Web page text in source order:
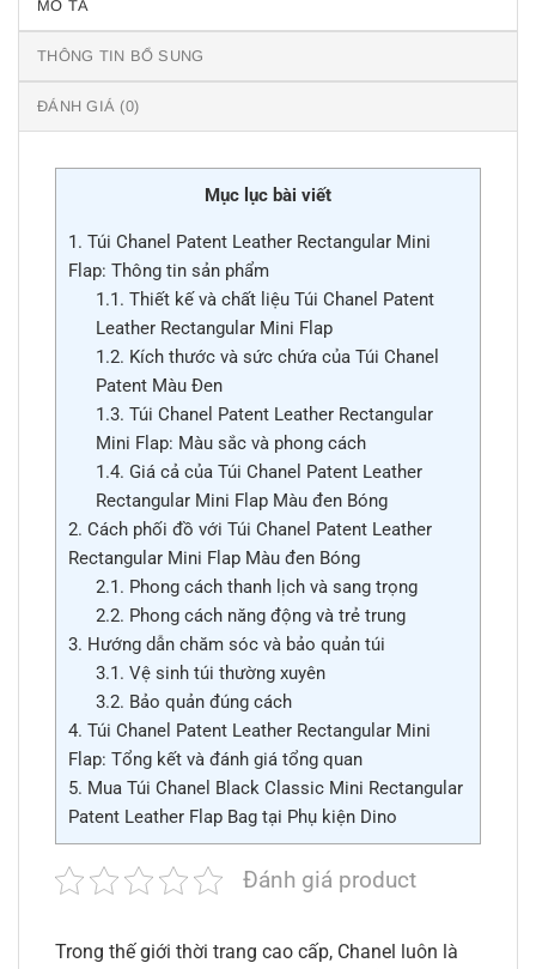
MÔ TẢ
THÔNG TIN BỔ SUNG
ĐÁNH GIÁ (0)
Mục lục bài viết
1. Túi Chanel Patent Leather Rectangular Mini
Flap: Thông tin sản phẩm
1.1. Thiết kế và chất liệu Túi Chanel Patent
Leather Rectangular Mini Flap
1.2. Kích thước và sức chứa của Túi Chanel
Patent Màu Đen
1.3. Túi Chanel Patent Leather Rectangular
Mini Flap: Màu sắc và phong cách
1.4. Giá cả của Túi Chanel Patent Leather
Rectangular Mini Flap Màu đen Bóng
2. Cách phối đồ với Túi Chanel Patent Leather
Rectangular Mini Flap Màu đen Bóng
2.1. Phong cách thanh lịch và sang trọng
2.2. Phong cách năng động và trẻ trung
3. Hướng dẫn chăm sóc và bảo quản túi
3.1. Vệ sinh túi thường xuyên
3.2. Bảo quản đúng cách
4. Túi Chanel Patent Leather Rectangular Mini
Flap: Tổng kết và đánh giá tổng quan
5. Mua Túi Chanel Black Classic Mini Rectangular
Patent Leather Flap Bag tại Phụ kiện Dino
Đánh giá product
Trong thế giới thời trang cao cấp, Chanel luôn là